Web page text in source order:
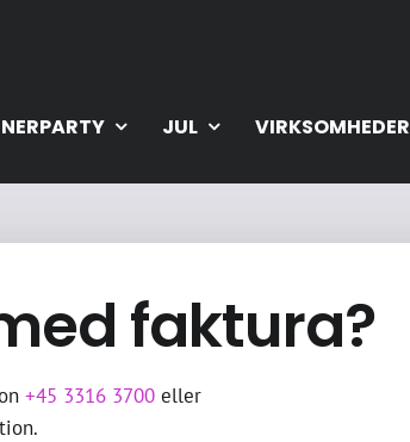
JUL VIRKSOMHEDER
faktura?
+45 3316 3700eller